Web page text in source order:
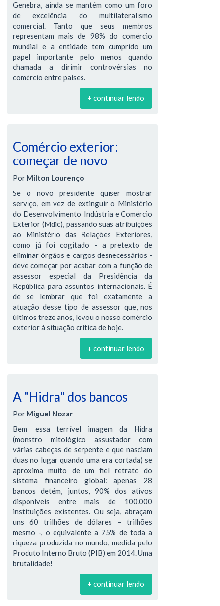
Genebra, ainda se mantém como um foro
de excelência do multilateralismo
comercial. Tanto que seus membros
representam mais de 98% do comércio
mundial e a entidade tem cumprido um
papel importante pelo menos quando
chamada a dirimir controvérsias no
comércio entre países.
+ continuar lendo
Comércio exterior:
começar de novo
Por Milton Lourenço
Se o novo presidente quiser mostrar
serviço, em vez de extinguir o Ministério
do Desenvolvimento, Indústria e Comércio
Exterior (Mdic), passando suas atribuições
ao Ministério das Relações Exteriores,
como já foi cogitado - a pretexto de
eliminar órgãos e cargos desnecessários -
deve começar por acabar com a função de
assessor especial da Presidência da
República para assuntos internacionais. É
de se lembrar que foi exatamente a
atuação desse tipo de assessor que, nos
últimos treze anos, levou o nosso comércio
exterior à situação crítica de hoje.
+ continuar lendo
A "Hidra" dos bancos
Por Miguel Nozar
Bem, essa terrível imagem da Hidra
(monstro mitológico assustador com
várias cabeças de serpente e que nasciam
duas no lugar quando uma era cortada) se
aproxima muito de um fiel retrato do
sistema financeiro global: apenas 28
bancos detém, juntos, 90% dos ativos
disponíveis entre mais de 100.000
instituições existentes. Ou seja, abraçam
uns 60 trilhões de dólares – trilhões
mesmo -, o equivalente a 75% de toda a
riqueza produzida no mundo, medida pelo
Produto Interno Bruto (PIB) em 2014. Uma
brutalidade!
+ continuar lendo